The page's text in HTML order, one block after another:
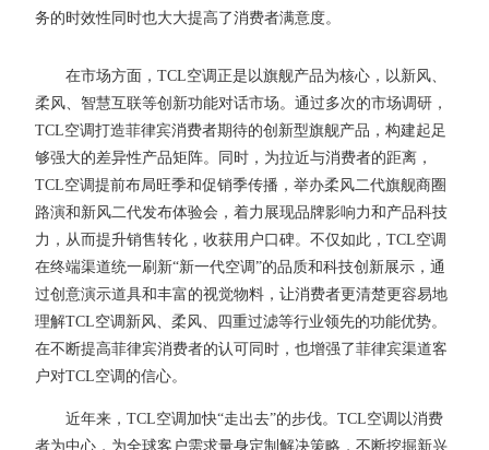
务的时效性同时也大大提高了消费者满意度。
在市场方面，TCL空调正是以旗舰产品为核心，以新风、
柔风、智慧互联等创新功能对话市场。通过多次的市场调研，
TCL空调打造菲律宾消费者期待的创新型旗舰产品，构建起足
够强大的差异性产品矩阵。同时，为拉近与消费者的距离，
TCL空调提前布局旺季和促销季传播，举办柔风二代旗舰商圈
路演和新风二代发布体验会，着力展现品牌影响力和产品科技
力，从而提升销售转化，收获用户口碑。不仅如此，TCL空调
在终端渠道统一刷新“新一代空调”的品质和科技创新展示，通
过创意演示道具和丰富的视觉物料，让消费者更清楚更容易地
理解TCL空调新风、柔风、四重过滤等行业领先的功能优势。
在不断提高菲律宾消费者的认可同时，也增强了菲律宾渠道客
户对TCL空调的信心。
近年来，TCL空调加快“走出去”的步伐。TCL空调以消费
者为中心，为全球客户需求量身定制解决策略，不断挖掘新兴